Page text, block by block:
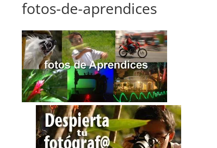
fotos-de-aprendices